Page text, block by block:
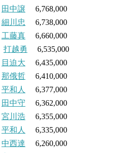
田中譲 6,768,000
細川忠
6,738,000
工藤真 6,660,000
打越勇
6,535,000
目迫大 6,435,000
那俄哲 6,410,000
平和人
6,377,000
田中守 6,362,000
宮川浩 6,355,000
平和人
6,335,000
中西達 6,260,000